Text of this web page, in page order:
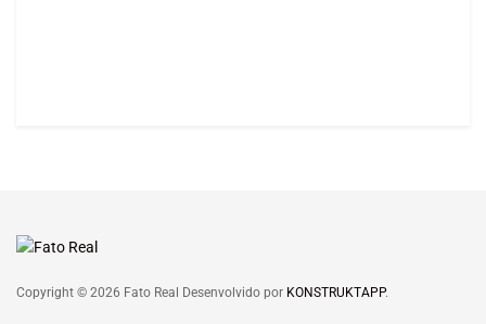
Copyright © 2026 Fato Real Desenvolvido por KONSTRUKTAPP.